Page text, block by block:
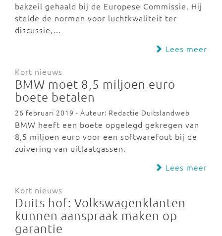
bakzeil gehaald bij de Europese Commissie. Hij
stelde de normen voor luchtkwaliteit ter
discussie,…
Lees meer
Kort nieuws
BMW moet 8,5 miljoen euro
boete betalen
26 februari 2019 - Auteur: Redactie Duitslandweb
BMW heeft een boete opgelegd gekregen van
8,5 miljoen euro voor een softwarefout bij de
zuivering van uitlaatgassen.
Lees meer
Kort nieuws
Duits hof: Volkswagenklanten
kunnen aanspraak maken op
garantie